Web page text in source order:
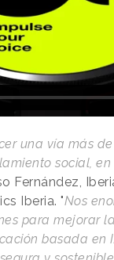
una vía más
social,
Fernández,
Iberia. "Nos
para mejorar
basada en